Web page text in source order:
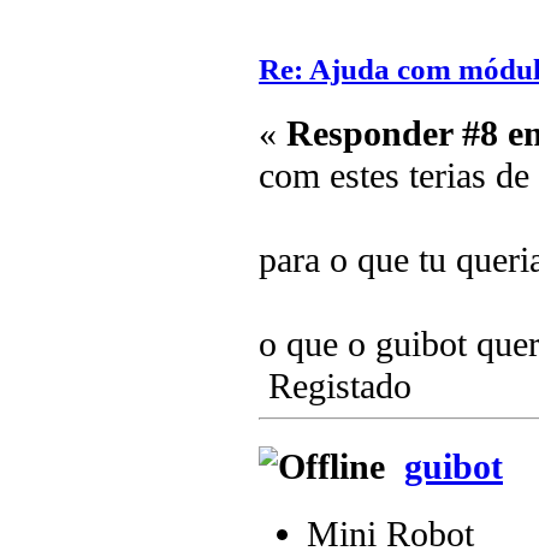
Re: Ajuda com
« Responder #8
com estes terias
para o que tu
o que o guibot
Registado
guibot
Mini Robot